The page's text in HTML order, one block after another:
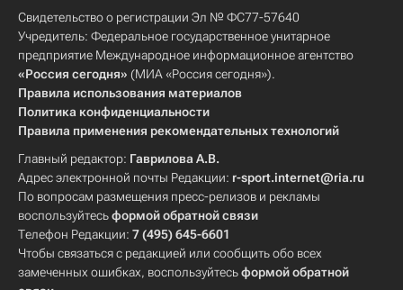
Свидетельство о регистрации Эл № ФС77-57640
Учредитель: Федеральное государственное унитарное
предприятие Международное информационное агентство
«Россия сегодня» (МИА «Россия сегодня»).
Правила использования материалов
Политика конфиденциальности
Правила применения рекомендательных технологий
Главный редактор: Гаврилова А.В.
Адрес электронной почты Редакции: r-sport.internet@ria.ru
По вопросам размещения пресс-релизов и рекламы
воспользуйтесьформой обратной связи
Телефон Редакции: 7 (495) 645-6601
Чтобы связаться с редакцией или сообщить обо всех
замеченных ошибках, воспользуйтесьформой обратной